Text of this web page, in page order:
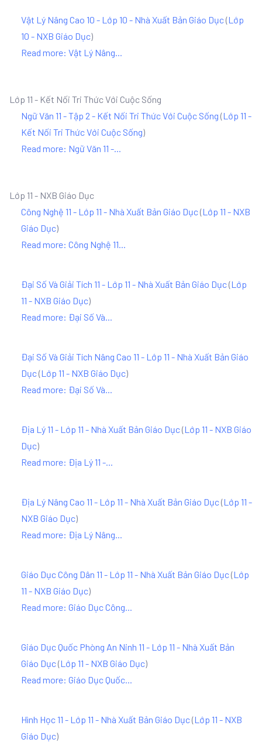
Vật Lý Nâng Cao 10 - Lớp 10 - Nhà Xuất Bản Giáo Dục(Lớp
10 - NXB Giáo Dục)
Read more: Vật Lý Nâng...
Lớp 11 - Kết Nối Tri Thức Với Cuộc Sống
Ngữ Văn 11 - Tập 2 - Kết Nối Tri Thức Với Cuộc Sống (Lớp 11 -
Kết Nối Tri Thức Với Cuộc Sống)
Read more: Ngữ Văn 11 -...
Lớp 11 - NXB Giáo Dục
Công Nghệ 11 - Lớp 11 - Nhà Xuất Bản Giáo Dục(Lớp 11 - NXB
Giáo Dục)
Read more: Công Nghệ 11...
Đại Số Và Giải Tích 11 - Lớp 11 - Nhà Xuất Bản Giáo Dục(Lớp
11 - NXB Giáo Dục)
Read more: Đại Số Và...
Đại Số Và Giải Tích Nâng Cao 11 - Lớp 11 - Nhà Xuất Bản Giáo
Dục(Lớp 11 - NXB Giáo Dục)
Read more: Đại Số Và...
Địa Lý 11 - Lớp 11 - Nhà Xuất Bản Giáo Dục(Lớp 11 - NXB Giáo
Dục)
Read more: Địa Lý 11 -...
Địa Lý Nâng Cao 11 - Lớp 11 - Nhà Xuất Bản Giáo Dục(Lớp 11 -
NXB Giáo Dục)
Read more: Địa Lý Nâng...
Giáo Dục Công Dân 11 - Lớp 11 - Nhà Xuất Bản Giáo Dục(Lớp
11 - NXB Giáo Dục)
Read more: Giáo Dục Công...
Giáo Dục Quốc Phòng An Ninh 11 - Lớp 11 - Nhà Xuất Bản
Giáo Dục(Lớp 11 - NXB Giáo Dục)
Read more: Giáo Dục Quốc...
Hình Học 11 - Lớp 11 - Nhà Xuất Bản Giáo Dục(Lớp 11 - NXB
Giáo Dục)